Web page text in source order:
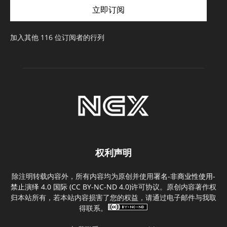
址
立即订阅
加入其他 116 位订阅者的行列
权利声明
除注明转载内容外，所有内容均为原创并使用署名-非商业性使用-
禁止演绎 4.0 国际 (CC BY-NC-ND 4.0)许可协议。原创内容著作权
归本站所有，若本站内容损害了您的权益，请通过电子邮件与我取
得联系。